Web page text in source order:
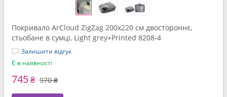
Покривало ArCloud ZigZag 200x220 см двостороннє,
стьобане в сумці, Light grey+Printed 8208-4
Залишити відгук
Є в наявності
745₴ 970 ₴